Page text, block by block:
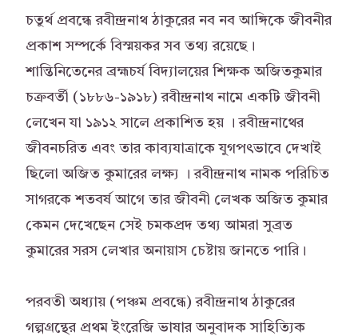
চতুর্থ প্রবন্ধে রবীন্দ্রনাথ ঠাকুরের নব নব আঙ্গিকে জীবনীর
প্রকাশ সম্পর্কে বিস্ময়কর সব তথ্য রয়েছে।
শান্তিনিতেনের ব্রহ্মচর্য বিদ্যালয়ের শিক্ষক অজিতকুমার
চক্রবর্তী (১৮৮৬-১৯১৮) রবীন্দ্রনাথ নামে একটি জীবনী
লেখেন যা ১৯১২ সালে প্রকাশিত হয় । রবীন্দ্রনাথের
জীবনচরিত এবং তার কাব্যযাত্রাকে যুগপৎভাবে দেখাই
ছিলো অজিত কুমারের লক্ষ্য । রবীন্দ্রনাথ নামক পরিচিত
সাগরকে শতবর্ষ আগে তার জীবনী লেখক অজিত কুমার
কেমন দেখেছেন সেই চমকপ্রদ তথ্য আমরা সুব্রত
কুমারের সরস লেখার অনায়াস চেষ্টায় জানতে পারি।
পরবতী অধ্যায় (পঞ্চম প্রবন্ধে) রবীন্দ্রনাথ ঠাকুরের
গল্পগ্রন্থের প্রথম ইংরেজি ভাষার অনুবাদক সাহিত্যিক